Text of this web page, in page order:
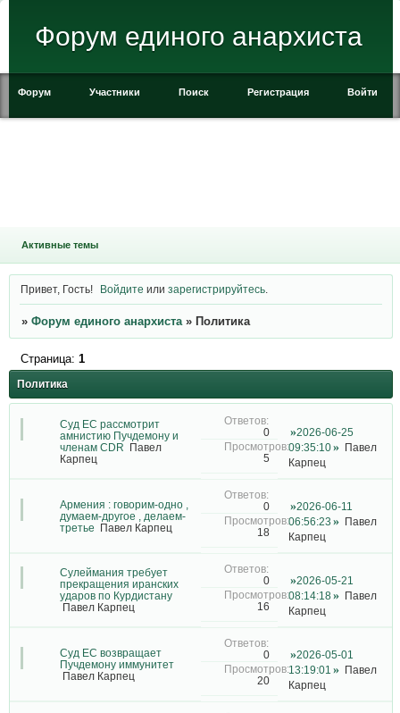
Форум единого анархиста
Форум Участники Поиск Регистрация Войти
Активные темы
Привет, Гость! Войдите илизарегистрируйтесь
» Форум единого анархиста » Политика
Политика
Страница: 1
Суд ЕС рассмотрит
амнистию Пучдемону и
членам СDR
Павел
Карпец
0
5
2026-06-25
09:35:10
Павел
Карпец
Армения : говорим-одно ,
думаем-другое , делаем-
третье
Павел Карпец
0
18
2026-06-11
06:56:23
Павел
Карпец
Сулеймания требует
прекращения иранских
ударов по Курдистану
Павел Карпец
0
16
2026-05-21
08:14:18
Павел
Карпец
Суд ЕС возвращает
Пучдемону иммунитет
Павел Карпец
0
20
2026-05-01
13:19:01
Павел
Карпец